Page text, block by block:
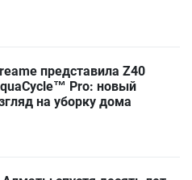
представила Z40
Pro: новый
на уборку дома